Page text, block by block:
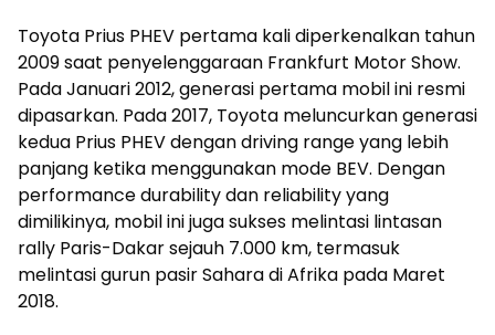
Toyota Prius PHEV pertama kali diperkenalkan tahun
2009 saat penyelenggaraan Frankfurt Motor Show.
Pada Januari 2012, generasi pertama mobil ini resmi
dipasarkan. Pada 2017, Toyota meluncurkan generasi
kedua Prius PHEV dengan driving range yang lebih
panjang ketika menggunakan mode BEV. Dengan
performance durability dan reliability yang
dimilikinya, mobil ini juga sukses melintasi lintasan
rally Paris-Dakar sejauh 7.000 km, termasuk
melintasi gurun pasir Sahara di Afrika pada Maret
2018.